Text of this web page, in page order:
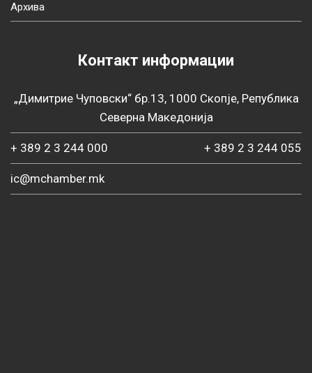
Архива
Контакт информации
„Димитрие Чуповски“ бр.13, 1000 Скопје, Република
Северна Македонија
+ 389 2 3 244 000 + 389 2 3 244 055
ic@mchamber.mk